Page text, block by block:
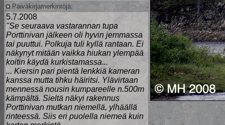
Päiväkirjamerkintöjä:
5.7.2008
"Se seuraava vastarannan tupa
Porttinivan jälkeen oli hyvin jemmassa
tai puuttui. Polkuja tuli kyllä rantaan. Ei
näkynyt mitään vaikka hiukan ylempää
koitin käydä kurkistamassa...
... Kiersin pari pientä lenkkiä kameran
kanssa mutta tihku häiritsi. Ylävirtaan
mennessä nousin kumpareelle n.500m
kämpältä. Sieltä näkyi rakennus
Porttinivan mutkan niemellä, ylhäällä
rinteessä. Siis eri puolella niemeä kuin